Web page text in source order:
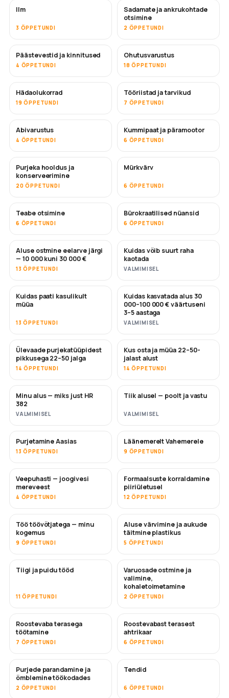
Ilm
3 ÕPPETUNDI
Sadamate ja ankrukohtade
otsimine
2 ÕPPETUNDI
Päästevestid ja kinnitused
4 ÕPPETUNDI
Ohutusvarustus
18 ÕPPETUNDI
Hädaolukorrad
19 ÕPPETUNDI
Tööriistad ja tarvikud
7 ÕPPETUNDI
Abivarustus
4 ÕPPETUNDI
Kummipaat ja päramootor
6 ÕPPETUNDI
Purjeka hooldus ja
konserveerimine
20 ÕPPETUNDI
TULEMAS
Mürkvärv
6 ÕPPETUNDI
Teabe otsimine
6 ÕPPETUNDI
Bürokraatilised nüansid
6 ÕPPETUNDI
TULEMAS
Aluse ostmine eelarve järgi
— 10 000 kuni 30 000 €
13 ÕPPETUNDI
TULEMAS
Kuidas võib suurt raha
kaotada
VALMIMISEL
UUS
Kuidas paati kasulikult
müüa
13 ÕPPETUNDI
UUS
Kuidas kasvatada alus 30
000–100 000 € väärtuseni
3–5 aastaga
VALMIMISEL
TULEMAS
Ülevaade purjekatüüpidest
pikkusega 22–50 jalga
14 ÕPPETUNDI
TULEMAS
Kus osta ja müüa 22–50-
jalast alust
14 ÕPPETUNDI
TULEMAS
Minu alus — miks just HR
382
VALMIMISEL
TULEMAS
Tiik alusel — poolt ja vastu
VALMIMISEL
TULEMAS
Purjetamine Aasias
13 ÕPPETUNDI
TULEMAS
Läänemerelt Vahemerele
9 ÕPPETUNDI
TULEMAS
Veepuhasti — joogivesi
mereveest
4 ÕPPETUNDI
Formaalsuste korraldamine
piiriületusel
12 ÕPPETUNDI
TULEMAS
Töö töövõtjatega — minu
kogemus
9 ÕPPETUNDI
TULEMAS
Aluse värvimine ja aukude
täitmine plastikus
5 ÕPPETUNDI
Tiigi ja puidu tööd
11 ÕPPETUNDI
TULEMAS
Varuosade ostmine ja
valimine,
kohaletoimetamine
2 ÕPPETUNDI
TULEMAS
Roostevaba terasega
töötamine
7 ÕPPETUNDI
Roostevabast terasest
ahtrikaar
6 ÕPPETUNDI
TULEMAS
Purjede parandamine ja
õmblemine töökodades
2 ÕPPETUNDI
Tendid
6 ÕPPETUNDI